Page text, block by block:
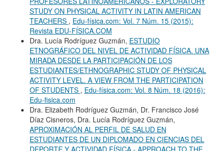
STUDY ON PHYSICAL ACTIVITY IN LATIN AMERICAN
TEACHERS , Edu-física.com: Vol. 7 Núm. 15 (2015):
Revista EDU-FÍSICA.COM
Dra. Lucía Rodríguez Guzmán, ESTUDIO
ETNOGRÁFICO DEL NIVEL DE ACTIVIDAD FÍSICA. UNA
MIRADA DESDE LA PARTICIPACIÓN DE LOS
ESTUDIANTES/ETHNOGRAPHIC STUDY OF PHYSICAL
ACTIVITY LEVEL. A VIEW FROM THE PARTICIPATION
OF STUDENTS , Edu-física.com: Vol. 8 Núm. 18 (2016):
Edu-fisica.com
Dra. Elizabeth Rodríguez Guzmán, Dr. Francisco José
Díaz Cisneros, Dra. Lucía Rodríguez Guzmán,
APROXIMACIÓN AL PERFIL DE SALUD EN
ESTUDIANTES DE UN DIPLOMADO EN CIENCIAS DEL